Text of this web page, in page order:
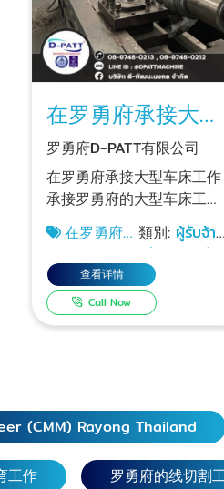
在罗勇府承接大型
车床工作
罗勇府D-PATT有限公司
在罗勇府承接大型车床工作
承接罗勇府的大型车床工
作，全天24小时生产，可接
急单，使用大型双柱机床进
行铣削工作。 大型铣床尺
寸：2000MM x 3000MM
D-Patthanamongkol 有限
公司，我们使用数控车床加
（命名插图）大型数控金属
铣削服务2000MM 在罗勇
府承接大型车床工作 如有需
求请致电 Thanaphat
在罗勇府承
作
類別: ผู้รับจ้าง
ผู้รับเหมากลึง
查看详情
Call Now
(CMM) Rayong Thailand
工作 罗勇府的线切割